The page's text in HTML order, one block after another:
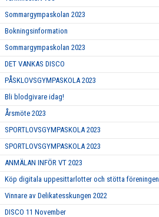
Sommargympaskolan 2023
Bokningsinformation
Sommargympaskolan 2023
DET VANKAS DISCO
PÅSKLOVSGYMPASKOLA 2023
Bli blodgivare idag!
Årsmöte 2023
SPORTLOVSGYMPASKOLA 2023
SPORTLOVSGYMPASKOLA 2023
ANMÄLAN INFÖR VT 2023
Köp digitala uppesittarlotter och stötta föreningen
Vinnare av Delikatesskungen 2022
DISCO 11 November